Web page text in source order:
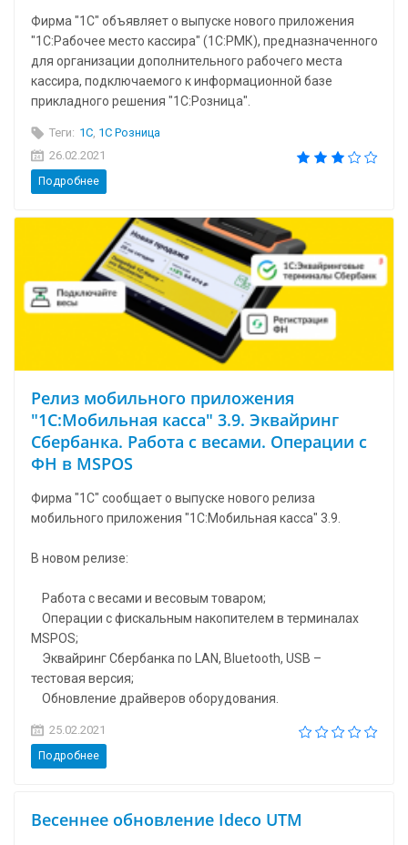
Фирма "1С" объявляет о выпуске нового приложения
"1С:Рабочее место кассира" (1С:РМК), предназначенного
для организации дополнительного рабочего места
кассира, подключаемого к информационной базе
прикладного решения "1С:Розница".
Теги: 1C, 1С Розница
26.02.2021
Подробнее
Релиз мобильного приложения
"1С:Мобильная касса" 3.9. Эквайринг
Сбербанка. Работа с весами. Операции с
ФН в MSPOS
Фирма "1С" сообщает о выпуске нового релиза
мобильного приложения "1С:Мобильная касса" 3.9.
В новом релизе:
Работа с весами и весовым товаром;
Операции с фискальным накопителем в терминалах
MSPOS;
Эквайринг Сбербанка по LAN, Bluetooth, USB –
тестовая версия;
Обновление драйверов оборудования.
25.02.2021
Подробнее
Весеннее обновление Ideco UTM